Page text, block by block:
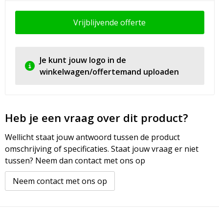
Vrijblijvende offerte
Je kunt jouw logo in de
winkelwagen/offertemand uploaden
Heb je een vraag over dit product?
Wellicht staat jouw antwoord tussen de product
omschrijving of specificaties. Staat jouw vraag er niet
tussen? Neem dan contact met ons op
Neem contact met ons op